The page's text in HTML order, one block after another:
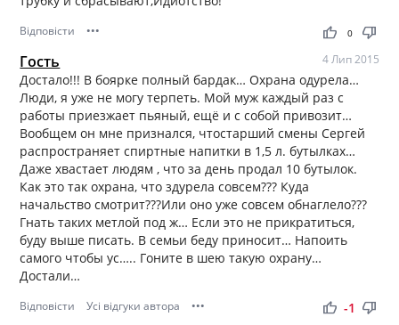
Відповісти ••• thumb_up thumb_down
0
Гость 4 Лип 2015
Достало!!! В боярке полный бардак… Охрана одурела…
Люди, я уже не могу терпеть. Мой муж каждый раз с
работы приезжает пьяный, ещё и с собой привозит…
Вообщем он мне признался, чтостарший смены Сергей
распространяет спиртные напитки в 1,5 л. бутылках…
Даже хвастает людям , что за день продал 10 бутылок.
Как это так охрана, что здурела совсем??? Куда
начальство смотрит???Или оно уже совсем обнаглело???
Гнать таких метлой под ж… Если это не прикратиться,
буду выше писать. В семьи беду приносит… Напоить
самого чтобы ус….. Гоните в шею такую охрану…
Достали…
Відповісти Усі відгуки автора ••• thumb_up thumb_down
-1